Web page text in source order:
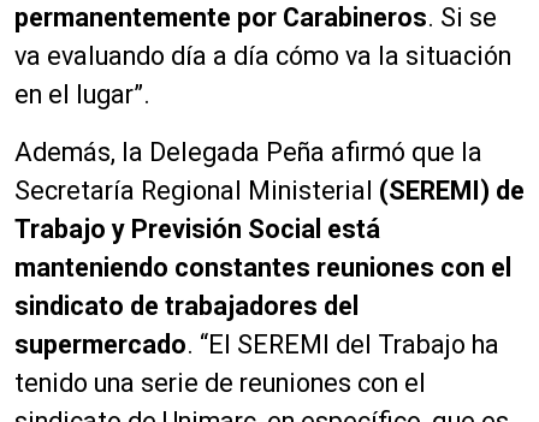
permanentemente por Carabineros. Si se
va evaluando día a día cómo va la situación
en el lugar”.
Además, la Delegada Peña afirmó que la
Secretaría Regional Ministerial (SEREMI) de
Trabajo y Previsión Social está
manteniendo constantes reuniones con el
sindicato de trabajadores del
supermercado. “El SEREMI del Trabajo ha
tenido una serie de reuniones con el